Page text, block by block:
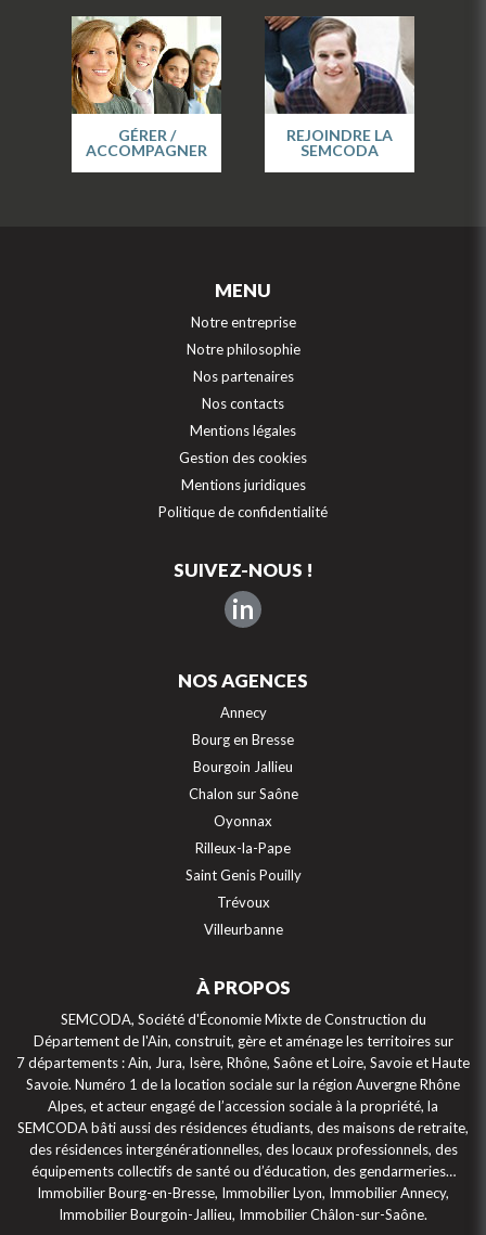
GÉRER /
ACCOMPAGNER
REJOINDRE LA
SEMCODA
MENU
Notre entreprise
Notre philosophie
Nos partenaires
Nos contacts
Mentions légales
Gestion des cookies
Mentions juridiques
Politique de confidentialité
SUIVEZ-NOUS !
in
NOS AGENCES
Annecy
Bourg en Bresse
Bourgoin Jallieu
Chalon sur Saône
Oyonnax
Rilleux-la-Pape
Saint Genis Pouilly
Trévoux
Villeurbanne
À PROPOS
SEMCODA, Société d'Économie Mixte de Construction du
Département de l'Ain, construit, gère et aménage les territoires sur
7 départements : Ain, Jura, Isère, Rhône, Saône et Loire, Savoie et Haute
Savoie. Numéro 1 de la location sociale sur la région Auvergne Rhône
Alpes, et acteur engagé de l’accession sociale à la propriété, la
SEMCODA bâti aussi des résidences étudiants, des maisons de retraite,
des résidences intergénérationnelles, des locaux professionnels, des
équipements collectifs de santé ou d’éducation, des gendarmeries…
Immobilier Bourg-en-Bresse, Immobilier Lyon, Immobilier Annecy,
Immobilier Bourgoin-Jallieu, Immobilier Châlon-sur-Saône.